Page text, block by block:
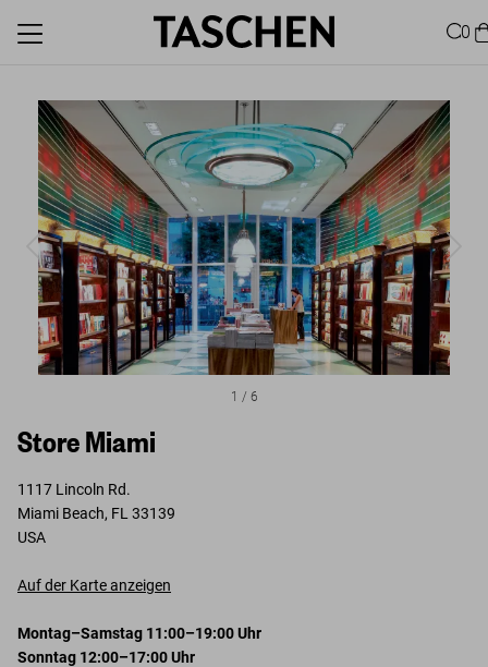
0
1 / 6
Store Miami
1117 Lincoln Rd.
Miami Beach, FL 33139
USA
Auf der Karte anzeigen
Montag–Samstag 11:00–19:00 Uhr
Sonntag 12:00–17:00 Uhr